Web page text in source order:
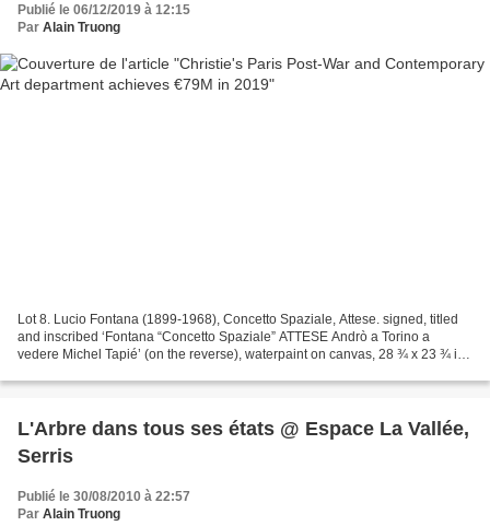
Publié le 06/12/2019 à 12:15
Par Alain Truong
Lot 8. Lucio Fontana (1899-1968), Concetto Spaziale, Attese. signed, titled
and inscribed ‘Fontana “Concetto Spaziale” ATTESE Andrò a Torino a
vedere Michel Tapié’ (on the reverse), waterpaint on canvas, 28 ¾ x 23 ¾ in.
L'Arbre dans tous ses états @ Espace La Vallée,
Serris
Publié le 30/08/2010 à 22:57
Par Alain Truong